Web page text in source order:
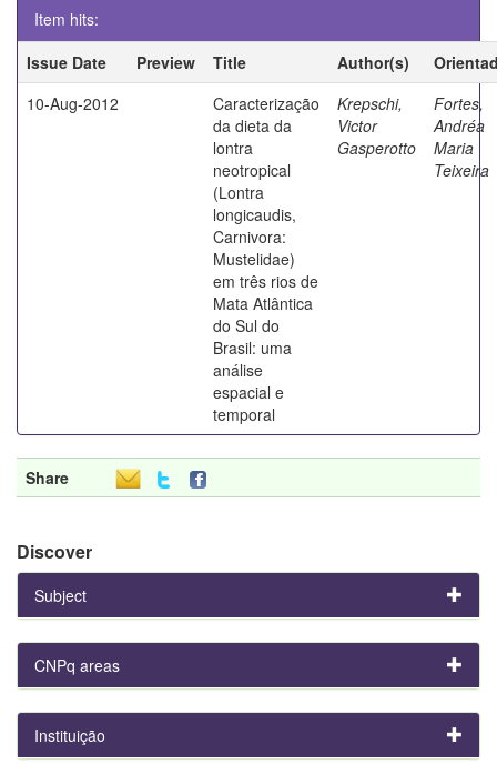
Item hits:
Issue Date
Preview Title Author(s)
10-Aug-2012
Caracterização
da dieta da
lontra
neotropical
(Lontra
longicaudis,
Carnivora:
Mustelidae)
em três rios de
Mata Atlântica
do Sul do
Brasil: uma
análise
espacial e
temporal
Krepschi,
Victor
Gasperotto
Fortes,
Andréa
Maria
Teixeira
Share
Discover
Subject
CNPq areas
Instituição